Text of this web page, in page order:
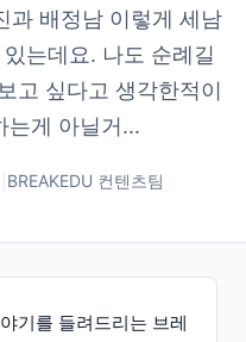
과 배정남 이렇게 세남
는데요. 나도 순례길
고 싶다고 생각한적이
는게 아닐거...
BREAKEDU 컨텐츠팀
기를 들려드리는 브레